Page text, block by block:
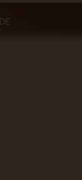
DE